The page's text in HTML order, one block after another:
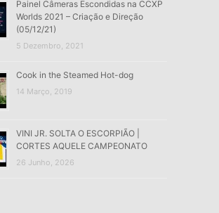
Painel Câmeras Escondidas na CCXP
Worlds 2021 – Criação e Direção
(05/12/21)
5 Dezembro, 2021
Cook in the Steamed Hot-dog
14 Março, 2019
VINI JR. SOLTA O ESCORPIÃO |
CORTES AQUELE CAMPEONATO
26 Junho, 2026